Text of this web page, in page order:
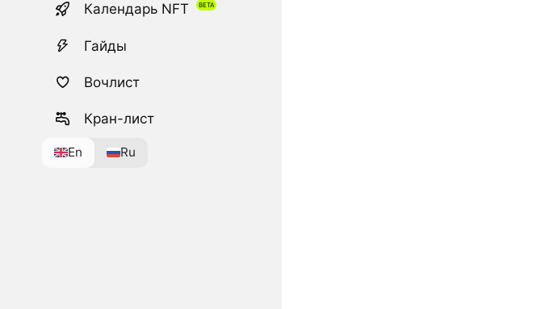
Календарь NFT
Гайды
Вочлист
Кран-лист
En Ru